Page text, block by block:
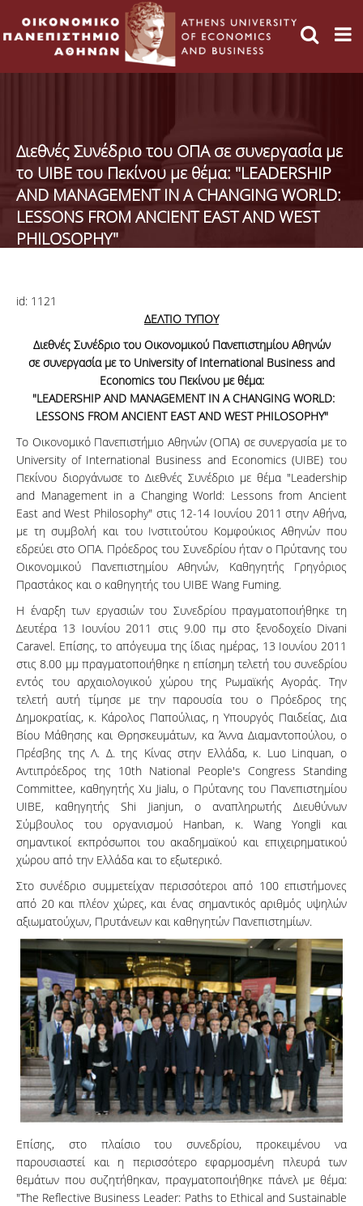
Διεθνές Συνέδριο του ΟΠΑ σε συνεργασία με
το UIBE του Πεκίνου με θέμα: "LEADERSHIP
AND MANAGEMENT IN A CHANGING WORLD:
LESSONS FROM ANCIENT EAST AND WEST
PHILOSOPHY"
id: 1121
ΔΕΛΤΙΟ ΤΥΠΟΥ
Διεθνές Συνέδριο του Οικονομικού Πανεπιστημίου Αθηνών
σε συνεργασία με το University of International Business and
Economics του Πεκίνου με θέμα:
"LEADERSHIP AND MANAGEMENT IN A CHANGING WORLD:
LESSONS FROM ANCIENT EAST AND WEST PHILOSOPHY"
Το Οικονομικό Πανεπιστήμιο Αθηνών (ΟΠΑ) σε συνεργασία με το
University of International Business and Economics (UIBE) του
Πεκίνου διοργάνωσε το Διεθνές Συνέδριο με θέμα "Leadership
and Management in a Changing World: Lessons from Ancient
East and West Philosophy" στις 12-14 Ιουνίου 2011 στην Αθήνα,
με τη συμβολή και του Ινστιτούτου Κομφούκιος Αθηνών που
εδρεύει στο ΟΠΑ. Πρόεδρος του Συνεδρίου ήταν ο Πρύτανης του
Οικονομικού Πανεπιστημίου Αθηνών, Καθηγητής Γρηγόριος
Πραστάκος και ο καθηγητής του UIBE Wang Fuming.
Η έναρξη των εργασιών του Συνεδρίου πραγματοποιήθηκε τη
Δευτέρα 13 Ιουνίου 2011 στις 9.00 πμ στο ξενοδοχείο Divani
Caravel. Επίσης, το απόγευμα της ίδιας ημέρας, 13 Ιουνίου 2011
στις 8.00 μμ πραγματοποιήθηκε η επίσημη τελετή του συνεδρίου
εντός του αρχαιολογικού χώρου της Ρωμαϊκής Αγοράς. Την
τελετή αυτή τίμησε με την παρουσία του ο Πρόεδρος της
Δημοκρατίας, κ. Κάρολος Παπούλιας, η Υπουργός Παιδείας, Δια
Βίου Μάθησης και Θρησκευμάτων, κα Άννα Διαμαντοπούλου, ο
Πρέσβης της Λ. Δ. της Κίνας στην Ελλάδα, κ. Luo Linquan, o
Αντιπρόεδρος της 10th National People's Congress Standing
Committee, καθηγητής Xu Jialu, ο Πρύτανης του Πανεπιστημίου
UIBE, καθηγητής Shi Jianjun, ο αναπληρωτής Διευθύνων
Σύμβουλος του οργανισμού Hanban, κ. Wang Yongli και
σημαντικοί εκπρόσωποι του ακαδημαϊκού και επιχειρηματικού
χώρου από την Ελλάδα και το εξωτερικό.
Στο συνέδριο συμμετείχαν περισσότεροι από 100 επιστήμονες
από 20 και πλέον χώρες, και ένας σημαντικός αριθμός υψηλών
αξιωματούχων, Πρυτάνεων και καθηγητών Πανεπιστημίων.
Επίσης, στο πλαίσιο του συνεδρίου, προκειμένου να
παρουσιαστεί και η περισσότερο εφαρμοσμένη πλευρά των
θεμάτων που συζητήθηκαν, πραγματοποιήθηκε πάνελ με θέμα:
"The Reflective Business Leader: Paths to Ethical and Sustainable